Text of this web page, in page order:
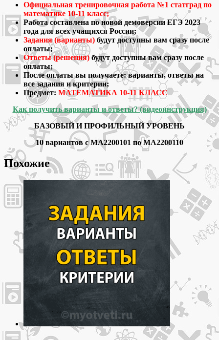
11
класс
варианты
ответы
Официальная тренировочная работа №1 статград по
математике 10-11 класс;
Работа составлена по новой демоверсии ЕГЭ 2023
года для всех учащихся России;
Задания (варианты) будут доступны вам сразу после
оплаты;
Ответы (решения) будут доступны вам сразу после
оплаты;
После оплаты вы получаете: варианты, ответы на
все задания и критерии;
Предмет: МАТЕМАТИКА 10-11 КЛАСС
Как получить варианты и ответы? (видеоинструкция)
БАЗОВЫЙ И ПРОФИЛЬНЫЙ УРОВЕНЬ
10 вариантов с МА2200101 по МА2200110
Похожие